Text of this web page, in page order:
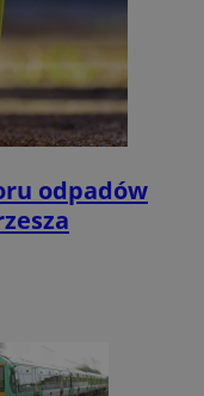
odpadów